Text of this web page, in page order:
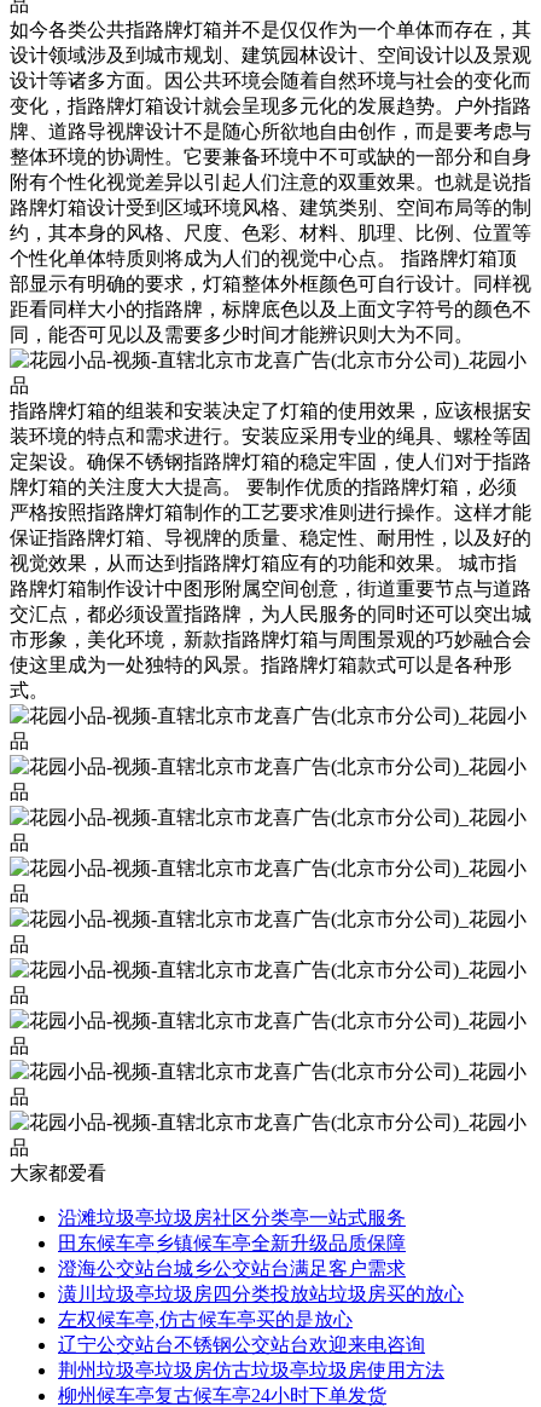
如今各类公共指路牌灯箱并不是仅仅作为一个单体而存在，其
设计领域涉及到城市规划、建筑园林设计、空间设计以及景观
设计等诸多方面。因公共环境会随着自然环境与社会的变化而
变化，指路牌灯箱设计就会呈现多元化的发展趋势。户外指路
牌、道路导视牌设计不是随心所欲地自由创作，而是要考虑与
整体环境的协调性。它要兼备环境中不可或缺的一部分和自身
附有个性化视觉差异以引起人们注意的双重效果。也就是说指
路牌灯箱设计受到区域环境风格、建筑类别、空间布局等的制
约，其本身的风格、尺度、色彩、材料、肌理、比例、位置等
个性化单体特质则将成为人们的视觉中心点。 指路牌灯箱顶
部显示有明确的要求，灯箱整体外框颜色可自行设计。同样视
距看同样大小的指路牌，标牌底色以及上面文字符号的颜色不
同，能否可见以及需要多少时间才能辨识则大为不同。
指路牌灯箱的组装和安装决定了灯箱的使用效果，应该根据安
装环境的特点和需求进行。安装应采用专业的绳具、螺栓等固
定架设。确保不锈钢指路牌灯箱的稳定牢固，使人们对于指路
牌灯箱的关注度大大提高。 要制作优质的指路牌灯箱，必须
严格按照指路牌灯箱制作的工艺要求准则进行操作。这样才能
保证指路牌灯箱、导视牌的质量、稳定性、耐用性，以及好的
视觉效果，从而达到指路牌灯箱应有的功能和效果。 城市指
路牌灯箱制作设计中图形附属空间创意，街道重要节点与道路
交汇点，都必须设置指路牌，为人民服务的同时还可以突出城
市形象，美化环境，新款指路牌灯箱与周围景观的巧妙融合会
使这里成为一处独特的风景。指路牌灯箱款式可以是各种形
式。
大家都爱看
沿滩垃圾亭垃圾房社区分类亭一站式服务
田东候车亭乡镇候车亭全新升级品质保障
澄海公交站台城乡公交站台满足客户需求
潢川垃圾亭垃圾房四分类投放站垃圾房买的放心
左权候车亭,仿古候车亭买的是放心
辽宁公交站台不锈钢公交站台欢迎来电咨询
荆州垃圾亭垃圾房仿古垃圾亭垃圾房使用方法
柳州候车亭复古候车亭24小时下单发货